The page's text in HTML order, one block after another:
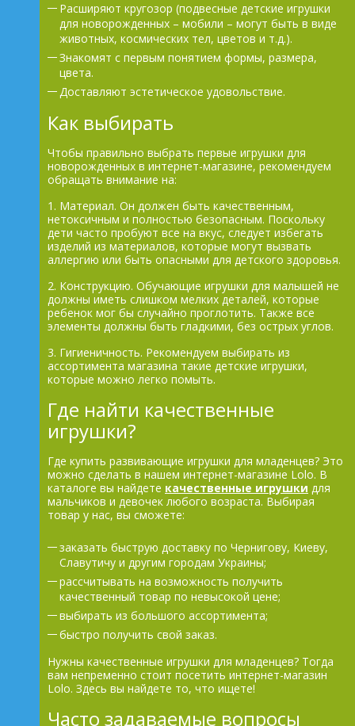
Расширяют кругозор (подвесные детские игрушки
для новорожденных – мобили – могут быть в виде
животных, космических тел, цветов и т.д.).
Знакомят с первым понятием формы, размера,
цвета.
Доставляют эстетическое удовольствие.
Как выбирать
Чтобы правильно выбрать первые игрушки для
новорожденных в интернет-магазине, рекомендуем
обращать внимание на:
1. Материал. Он должен быть качественным,
нетоксичным и полностью безопасным. Поскольку
дети часто пробуют все на вкус, следует избегать
изделий из материалов, которые могут вызвать
аллергию или быть опасными для детского здоровья.
2. Конструкцию. Обучающие игрушки для малышей не
должны иметь слишком мелких деталей, которые
ребенок мог бы случайно проглотить. Также все
элементы должны быть гладкими, без острых углов.
3. Гигиеничность. Рекомендуем выбирать из
ассортимента магазина такие детские игрушки,
которые можно легко помыть.
Где найти качественные
игрушки?
Где купить развивающие игрушки для младенцев? Это
можно сделать в нашем интернет-магазине Lolo. В
каталоге вы найдете качественные игрушки для
мальчиков и девочек любого возраста. Выбирая
товар у нас, вы сможете:
заказать быструю доставку по Чернигову, Киеву,
Славутичу и другим городам Украины;
рассчитывать на возможность получить
качественный товар по невысокой цене;
выбирать из большого ассортимента;
быстро получить свой заказ.
Нужны качественные игрушки для младенцев? Тогда
вам непременно стоит посетить интернет-магазин
Lolo. Здесь вы найдете то, что ищете!
Часто задаваемые вопросы